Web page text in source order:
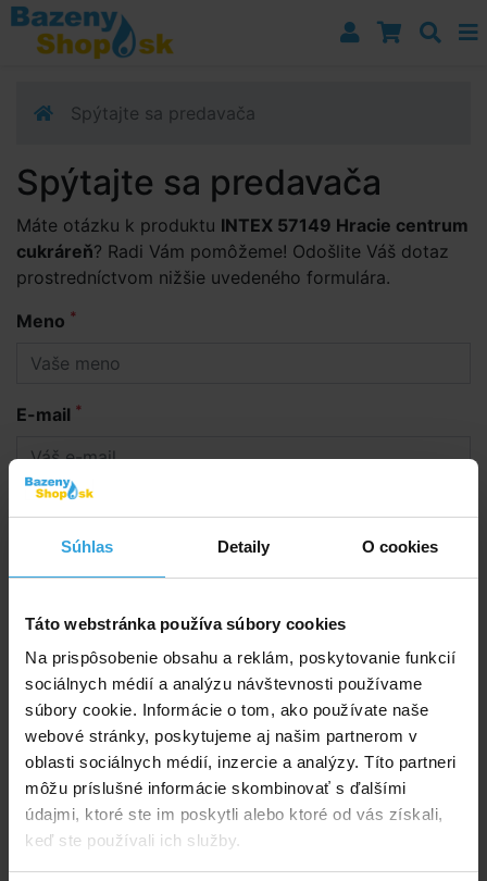
Súhlas Detaily O cookies
Táto webstránka používa súbory cookies
Na prispôsobenie obsahu a reklám, poskytovanie funkcií
sociálnych médií a analýzu návštevnosti používame
súbory cookie. Informácie o tom, ako používate naše
webové stránky, poskytujeme aj našim partnerom v
oblasti sociálnych médií, inzercie a analýzy. Títo partneri
môžu príslušné informácie skombinovať s ďalšími
údajmi, ktoré ste im poskytli alebo ktoré od vás získali,
keď ste používali ich služby.
Prejsť k navigácii
Prejsť na obsah
Prejsť k bočnému stĺpci
Spýtajte sa predavača
Spýtajte sa predavača
Máte otázku k produktu INTEX 57149 Hracie centrum
cukráreň? Radi Vám pomôžeme! Odošlite Váš dotaz
prostredníctvom nižšie uvedeného formulára.
Meno *
E-mail *
Odoslať otázku